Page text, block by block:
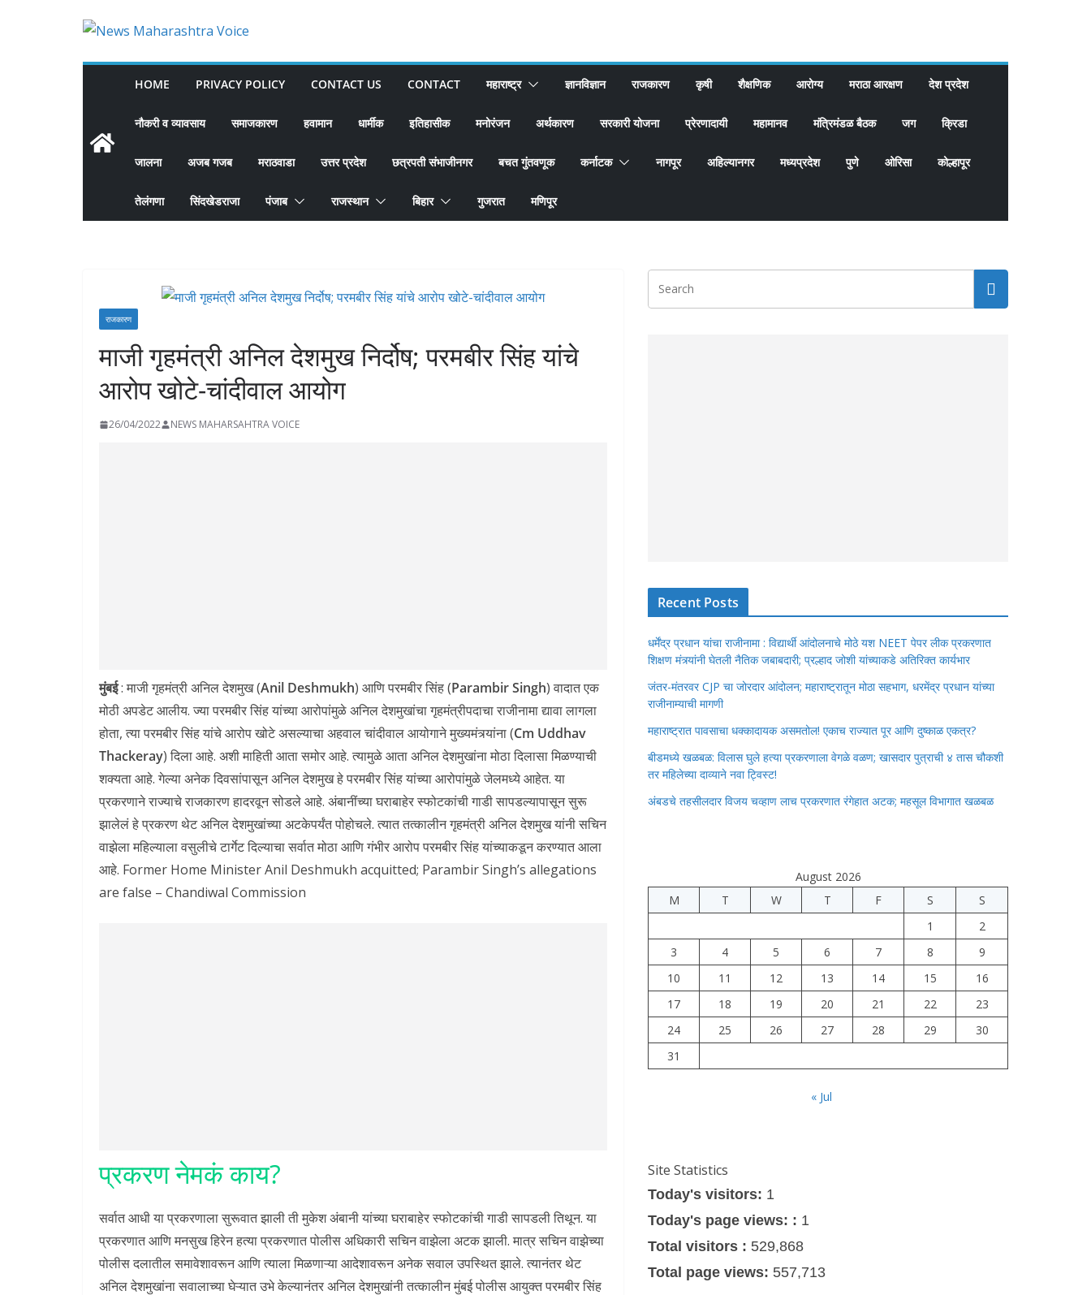
HOME PRIVACY POLICY CONTACT US CONTACT महाराष्ट्र ज्ञानविज्ञान राजकारण कृषी शैक्षणिक आरोग्य मराठा आरक्षण देश प्रदेश
नौकरी व व्यावसाय समाजकारण हवामान धार्मीक इतिहासीक मनोरंजन अर्थकारण सरकारी योजना प्रेरणादायी महामानव मंत्रिमंडळ बैठक जग क्रिडा
जालना अजब गजब मराठवाडा उत्तर प्रदेश छत्रपती संभाजीनगर बचत गुंतवणूक कर्नाटक नागपूर अहिल्यानगर मध्यप्रदेश पुणे ओरिसा कोल्हापूर
तेलंगणा सिंदखेडराजा पंजाब राजस्थान बिहार गुजरात मणिपूर
राजकारण
माजी गृहमंत्री अनिल देशमुख निर्दोष; परमबीर सिंह यांचे
आरोप खोटे-चांदीवाल आयोग
26/04/2022 NEWS MAHARSAHTRA VOICE
मुंबई: माजी गृहमंत्री अनिल देशमुख (Anil Deshmukh) आणि परमबीर सिंह (Parambir Singh) वादात एक
मोठी अपडेट आलीय. ज्या परमबीर सिंह यांच्या आरोपांमुळे अनिल देशमुखांचा गृहमंत्रीपदाचा राजीनामा द्यावा लागला
होता, त्या परमबीर सिंह यांचे आरोप खोटे असल्याचा अहवाल चांदीवाल आयोगाने मुख्यमंत्र्यांना (Cm Uddhav
Thackeray) दिला आहे. अशी माहिती आता समोर आहे. त्यामुळे आता अनिल देशमुखांना मोठा दिलासा मिळण्याची
शक्यता आहे. गेल्या अनेक दिवसांपासून अनिल देशमुख हे परमबीर सिंह यांच्या आरोपांमुळे जेलमध्ये आहेत. या
प्रकरणाने राज्याचे राजकारण हादरवून सोडले आहे. अंबानींच्या घराबाहेर स्फोटकांची गाडी सापडल्यापासून सुरू
झालेलं हे प्रकरण थेट अनिल देशमुखांच्या अटकेपर्यंत पोहोचले. त्यात तत्कालीन गृहमंत्री अनिल देशमुख यांनी सचिन
वाझेला महिल्याला वसुलीचे टार्गेट दिल्याचा सर्वात मोठा आणि गंभीर आरोप परमबीर सिंह यांच्याकडून करण्यात आला
आहे. Former Home Minister Anil Deshmukh acquitted; Parambir Singh’s allegations
are false – Chandiwal Commission
प्रकरण नेमकं काय?
सर्वात आधी या प्रकरणाला सुरूवात झाली ती मुकेश अंबानी यांच्या घराबाहेर स्फोटकांची गाडी सापडली तिथून. या
प्रकरणात आणि मनसुख हिरेन हत्या प्रकरणात पोलीस अधिकारी सचिन वाझेला अटक झाली. मात्र सचिन वाझेच्या
पोलीस दलातील समावेशावरून आणि त्याला मिळणाऱ्या आदेशावरून अनेक सवाल उपस्थित झाले. त्यानंतर थेट
अनिल देशमुखांना सवालाच्या घेऱ्यात उभे केल्यानंतर अनिल देशमुखांनी तत्कालीन मुंबई पोलीस आयुक्त परमबीर सिंह
Recent Posts
धर्मेंद्र प्रधान यांचा राजीनामा : विद्यार्थी आंदोलनाचे मोठे यश NEET पेपर लीक प्रकरणात
शिक्षण मंत्र्यांनी घेतली नैतिक जबाबदारी; प्रल्हाद जोशी यांच्याकडे अतिरिक्त कार्यभार
जंतर-मंतरवर CJP चा जोरदार आंदोलन; महाराष्ट्रातून मोठा सहभाग, धरमेंद्र प्रधान यांच्या
राजीनाम्याची मागणी
महाराष्ट्रात पावसाचा धक्कादायक असमतोल! एकाच राज्यात पूर आणि दुष्काळ एकत्र?
बीडमध्ये खळबळ: विलास घुले हत्या प्रकरणाला वेगळे वळण; खासदार पुत्राची ४ तास चौकशी
तर महिलेच्या दाव्याने नवा ट्विस्ट!
अंबडचे तहसीलदार विजय चव्हाण लाच प्रकरणात रंगेहात अटक; महसूल विभागात खळबळ
August 2026
M
T W T F S
S
1
2
3
4 5 6 7 8
9
10
11 12 13 14 15
16
17
18 19 20 21 22
23
24
25 26 27 28 29
30
31
« Jul
Site Statistics
Today's visitors: 1
Today's page views: : 1
Total visitors : 529,868
Total page views: 557,713